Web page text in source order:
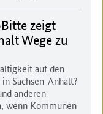
zeigt
Wege zu
auf den
Sachsen-Anhalt?
anderen
wenn Kommunen